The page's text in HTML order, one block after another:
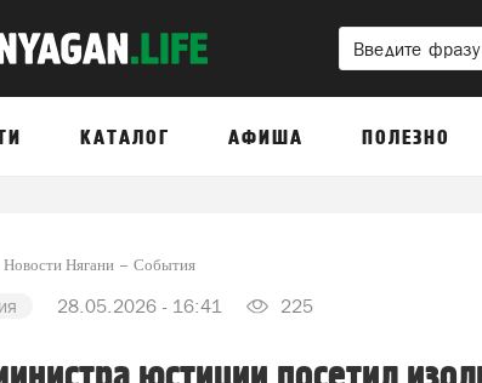
КАТАЛОГ АФИША ПОЛЕЗНО
Новости Нягани События
28.05.2026 - 16:41 225